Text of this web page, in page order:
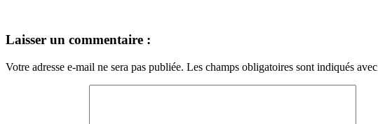
Laisser un commentaire :
Votre adresse e-mail ne sera pas publiée. Les champs obligatoires sont indiqués avec